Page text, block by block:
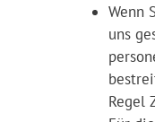
Wenn
uns
Regel